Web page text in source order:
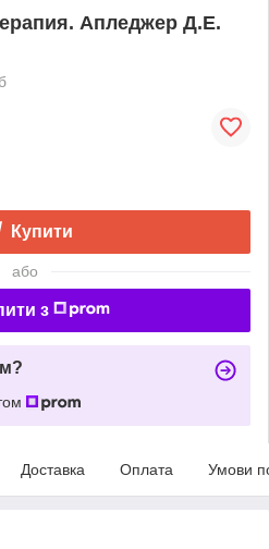
Апледжер Д.Е.
Купити
або
з
Доставка Оплата Умови